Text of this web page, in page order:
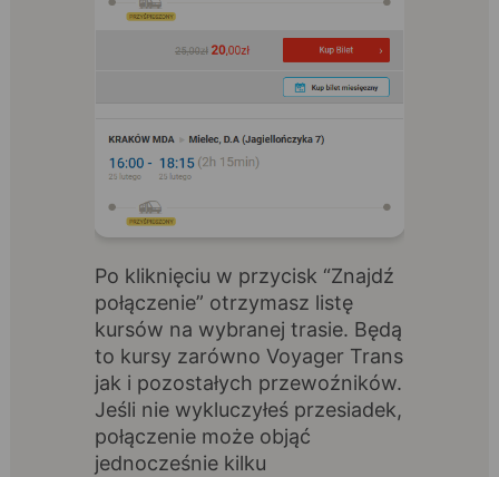
Po kliknięciu w przycisk “Znajdź
połączenie” otrzymasz listę
kursów na wybranej trasie. Będą
to kursy zarówno Voyager Trans
jak i pozostałych przewoźników.
Jeśli nie wykluczyłeś przesiadek,
połączenie może objąć
jednocześnie kilku